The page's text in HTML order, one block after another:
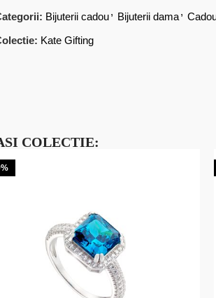
Bijuterii cadou, Bijuterii dama,
Kate Gifting
COLECTIE: